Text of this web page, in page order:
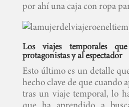
por ahí una caja con ropa
Los viajes temporales
protagonistas y al espectador
Esto último es un detalle
hecho clave de que cuando
tras un viaje temporal, lo